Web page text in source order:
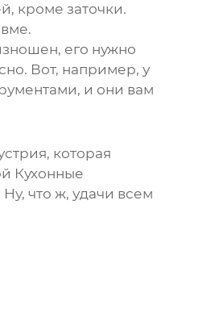
кроме заточки.
его нужно
Вот, например, у
и они вам
которая
Кухонные
что ж, удачи всем